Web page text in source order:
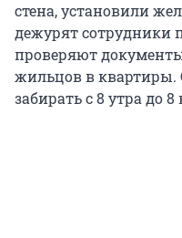
стена, установили
дежурят сотрудники
проверяют
жильцов в квартиры.
забирать с 8 утра до 8